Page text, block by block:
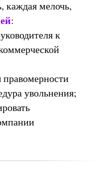
каждая мелочь,
:
к
увольнения;